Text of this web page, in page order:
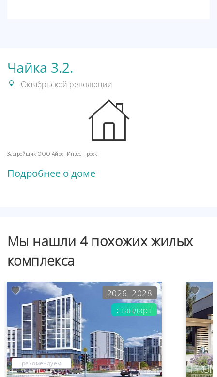
Чайка 3.2.
Октябрьской революции
Застройщик ООО АйронИнвестПроект
Подробнее о доме
Мы нашли 4 похожих жилых
комплекса
2026 -2028
стандарт
рекомендуем